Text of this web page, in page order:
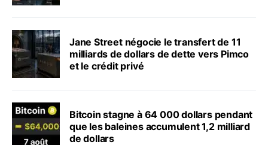
Jane Street négocie le transfert de 11
milliards de dollars de dette vers Pimco
et le crédit privé
Bitcoin stagne à 64 000 dollars pendant
que les baleines accumulent 1,2 milliard
de dollars